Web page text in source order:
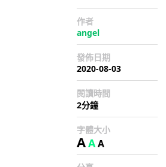
作者
angel
發佈日期
2020-08-03
閱讀時間
2分鐘
字體大小
AAA